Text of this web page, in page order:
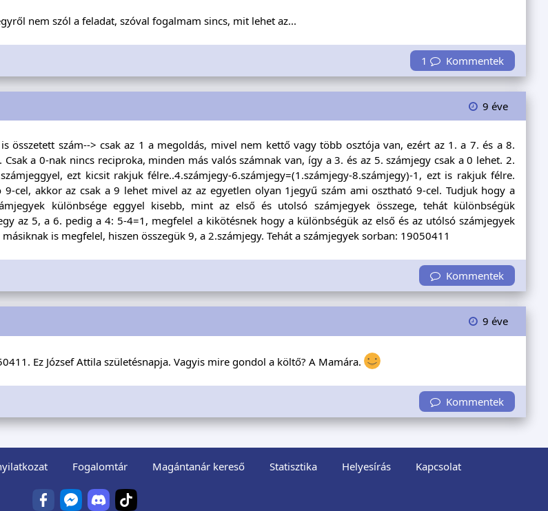
nem szól a feladat, szóval fogalmam sincs, mit lehet az...
1 Kommentek
9 éve
összetett szám--> csak az 1 a megoldás, mivel nem kettő vagy több osztója van, ezért az 1. a 7. és a 8.
Csak a 0-nak nincs reciproka, minden más valós számnak van, így a 3. és az 5. számjegy csak a 0 lehet. 2.
ezt kicsit rakjuk félre..4.számjegy-6.számjegy=(1.számjegy-8.számjegy)-1, ezt is rakjuk félre.
9-cel, akkor az csak a 9 lehet mivel az az egyetlen olyan 1jegyű szám ami osztható 9-cel. Tudjuk hogy a
különbsége eggyel kisebb, mint az első és utolsó számjegyek összege, tehát különbségük
az 5, a 6. pedig a 4: 5-4=1, megfelel a kikötésnek hogy a különbségük az első és az utólsó számjegyek
is megfelel, hiszen összegük 9, a 2.számjegy. Tehát a számjegyek sorban: 19050411
Kommentek
9 éve
Ez József Attila születésnapja. Vagyis mire gondol a költő? A Mamára.
Kommentek
Fogalomtár Magántanár kereső Statisztika Helyesírás Kapcsolat